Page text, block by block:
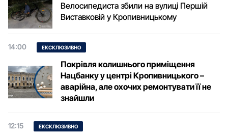
Велосипедиста збили на вулиці Першій
Виставковій у Кропивницькому
14:00 ЕКСКЛЮЗИВНО
Покрівля колишнього приміщення
Нацбанку у центрі Кропивницького –
аварійна, але охочих ремонтувати її не
знайшли
12:15 ЕКСКЛЮЗИВНО